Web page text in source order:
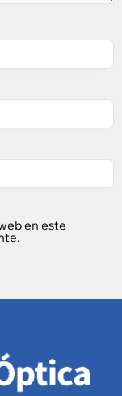
en este